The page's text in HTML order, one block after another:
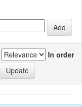
In order